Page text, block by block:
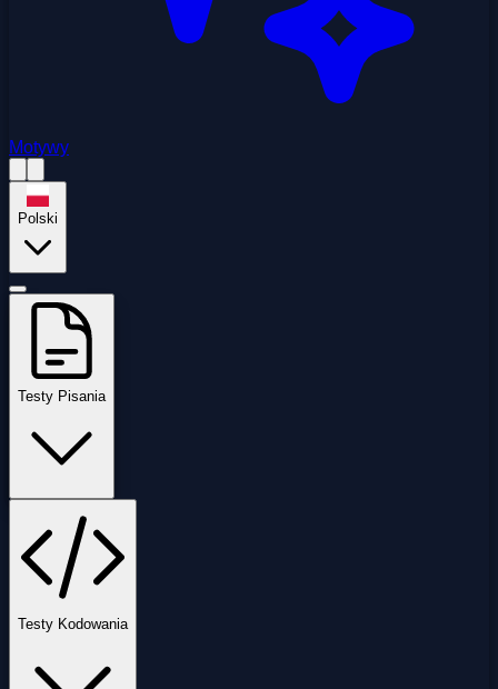
Motywy
Polski
Testy Pisania
Testy Kodowania